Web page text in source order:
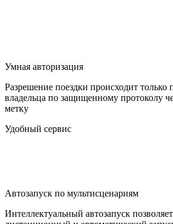
Умная авторизация
Разрешение поездки происходит только
владельца по защищенному протоколу
метку
Удобный сервис
Автозапуск по мультисценариям
Интеллектуальный автозапуск